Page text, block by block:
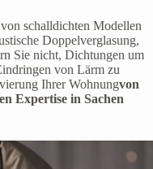
schalldichten Modellen
Doppelverglasung,
Sie nicht, Dichtungen um
von Lärm zu
Ihrer Wohnungvon
Expertise in Sachen